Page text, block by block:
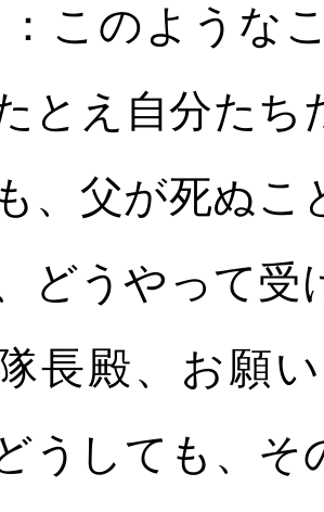
このような
とえ自分たち
、父が死ぬ
どうやって
長殿、お願
うしても、そ